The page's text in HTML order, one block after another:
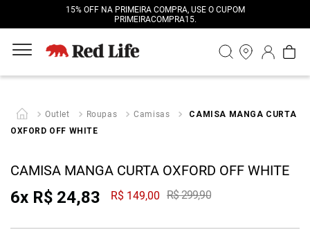
15% OFF NA PRIMEIRA COMPRA, USE O CUPOM
PRIMEIRACOMPRA15.
Outlet Roupas Camisas
CAMISA MANGA CURTA
OXFORD OFF WHITE
CAMISA MANGA CURTA OXFORD OFF WHITE
6x R$ 24,83 R$ 149,00 R$299,90